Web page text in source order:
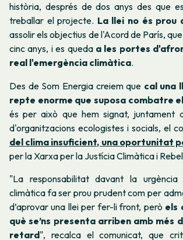
història, després de dos anys des que
treballar el projecte. La llei no és prou
assolir els objectius de l'Acord de París,
cinc anys, i es queda a les portes
real l'emergència climàtica.
Des de Som Energia creiem que cal una
repte enorme que suposa combatre
és per això que hem signat, juntament
d'organitzacions ecologistes i socials, el
del clima insuficient, una oportunitat
per la Xarxa per la Justícia Climàtica i
"La responsabilitat davant la urgència
climàtica fa ser prou prudent com per
d’aprovar una llei per fer-li front, però els
què se’ns presenta arriben amb més
retard", recalca el comunicat, que